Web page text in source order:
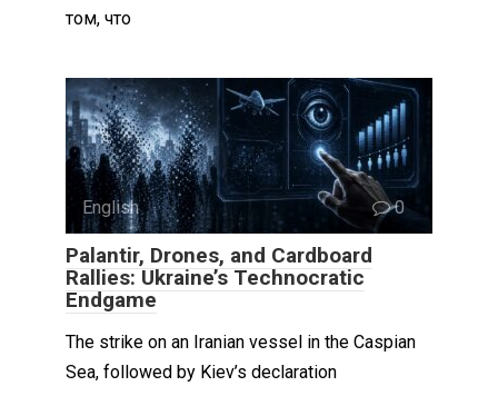
том, что
English 0
Palantir, Drones, and Cardboard
Rallies: Ukraine’s Technocratic
Endgame
The strike on an Iranian vessel in the Caspian
Sea, followed by Kiev’s declaration